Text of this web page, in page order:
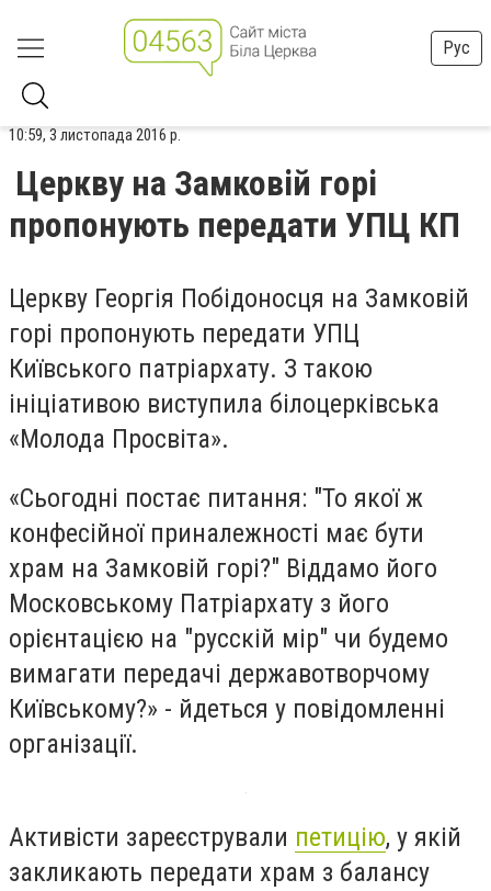
Рус
10:59, 3 листопада 2016 р.
Церкву на Замковій горі
пропонують передати УПЦ КП
Церкву Георгія Побідоносця на Замковій
горі пропонують передати УПЦ
Київського патріархату. З такою
ініціативою виступила білоцерківська
«Молода Просвіта».
«Сьогодні постає питання: "То якої ж
конфесійної приналежності має бути
храм на Замковій горі?" Віддамо його
Московському Патріархату з його
орієнтацією на "русскій мір" чи будемо
вимагати передачі державотворчому
Київському?» - йдеться у повідомленні
організації.
Активісти зареєстрували петицію, у якій
закликають передати храм з балансу